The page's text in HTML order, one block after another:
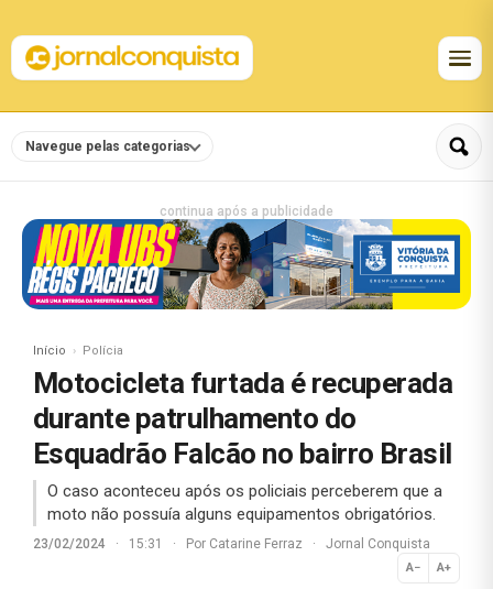
Navegue pelas categorias
continua após a publicidade
Início Polícia
Motocicleta furtada é recuperada
durante patrulhamento do
Esquadrão Falcão no bairro Brasil
O caso aconteceu após os policiais perceberem que a
moto não possuía alguns equipamentos obrigatórios.
23/02/2024 · 15:31 · Por Catarine Ferraz · Jornal Conquista
A− A+
Normal